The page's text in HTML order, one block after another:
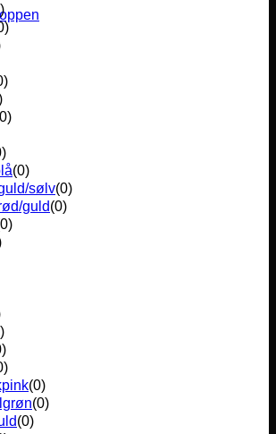
)
)
)
0)
)
(0)
sølv(0)
guld(0)
0)
)
)
)
(0)
(0)
(0)